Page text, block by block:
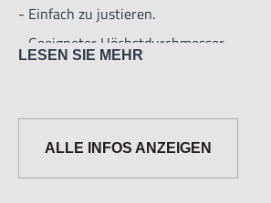
- Einfach zu justieren.
- Geeigneter Höchstdurchmesser
LESEN SIE MEHR
ALLE INFOS ANZEIGEN